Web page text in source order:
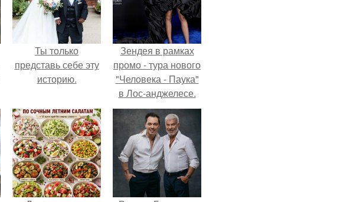
Ты только
представь себе эту
историю.
Зендея в рамках
промо - тура нового
"Человека - Паука"
в Лос-анджелесе.